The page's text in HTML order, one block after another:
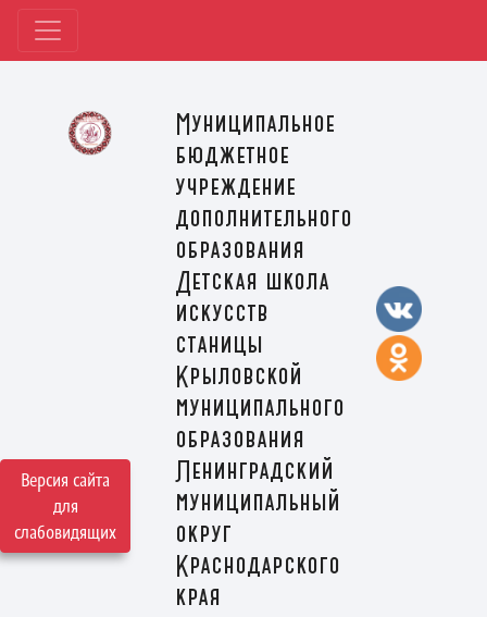
Версия сайта
для
слабовидящих
Муниципальное
бюджетное
учреждение
дополнительного
образования
Детская школа
искусств
станицы
Крыловской
муниципального
образования
Ленинградский
муниципальный
округ
Краснодарского
края